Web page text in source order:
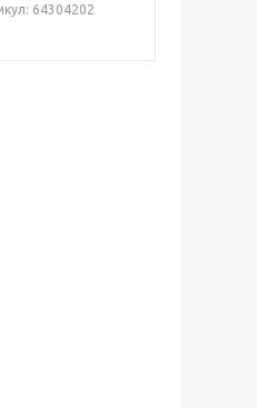
: 64304202